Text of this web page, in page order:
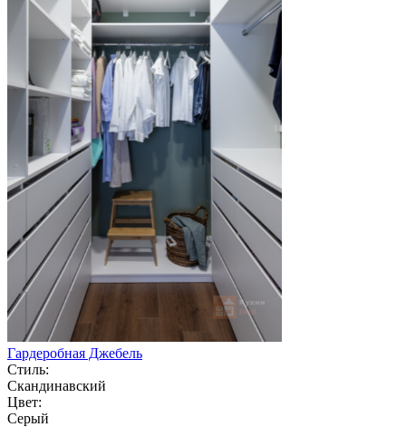
Гардеробная Джебель
Стиль:
Скандинавский
Цвет:
Серый